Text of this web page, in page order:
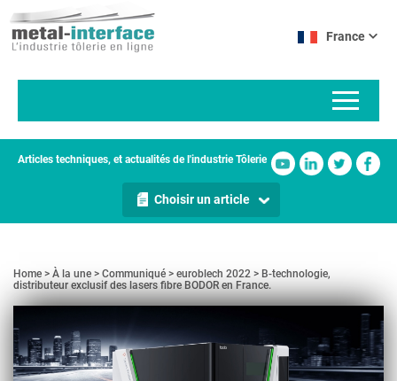
au
contenu
France
Articles techniques, et actualités de l'industrie Tôlerie
Choisir un article
Home À la une Communiqué euroblech 2022
B-technologie,
distributeur exclusif des lasers fibre BODOR en France.